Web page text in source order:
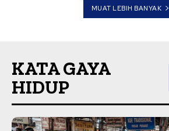
MUAT LEBIH BANYAK
KATA GAYA
HIDUP